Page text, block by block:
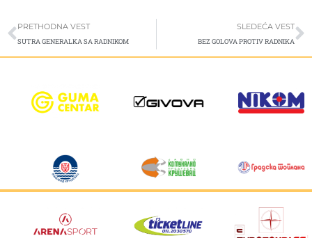
Prev
PRETHODNA VEST
SUTRA GENERALKA SA RADNIKOM
SLEDEĆA VEST
BEZ GOLOVA PROTIV RADNIKA